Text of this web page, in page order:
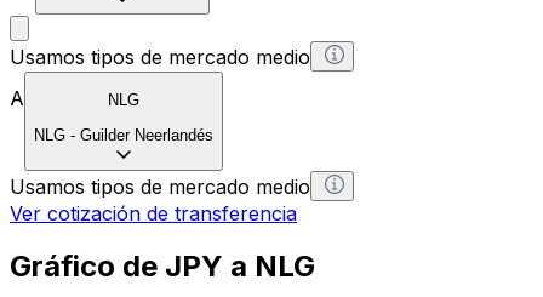
Usamos tipos de mercado medio
A
NLG
NLG - Guilder Neerlandés
Usamos tipos de mercado medio
Ver cotización de transferencia
Gráfico de JPY a NLG